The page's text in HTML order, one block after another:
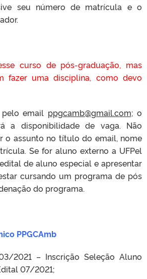
seu número de matrícula e o
curso de pós-graduação, mas
fazer uma disciplina, como devo
email ppgcamb@gmail.com; o
a disponibilidade de vaga. Não
o assunto no título do email, nome
Se for aluno externo a UFPel
de aluno especial e apresentar
cursando um programa de pós
do programa.
PPGCAmb
2021 – Inscrição Seleção Aluno
07/2021;